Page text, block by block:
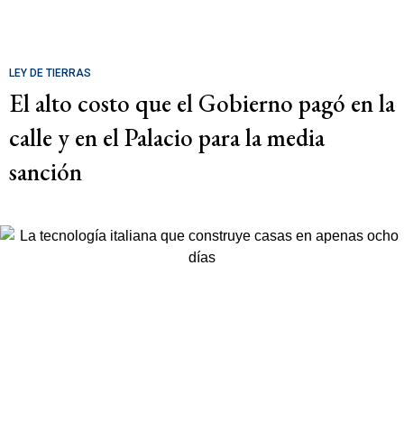
LEY DE TIERRAS
El alto costo que el Gobierno pagó en la
calle y en el Palacio para la media
sanción